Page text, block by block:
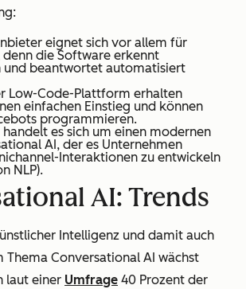
eignet sich vor allem für
die Software erkennt
und beantwortet automatisiert
Low-Code-Plattform erhalten
einfachen Einstieg und können
programmieren.
handelt es sich um einen modernen
AI, der es Unternehmen
Interaktionen zu entwickeln
NLP).
AI: Trends
Intelligenz und damit auch
Thema Conversational AI wächst
laut einer Umfrage 40 Prozent der